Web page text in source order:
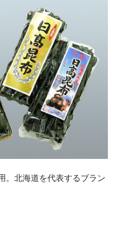
。北海道を代表するブラン